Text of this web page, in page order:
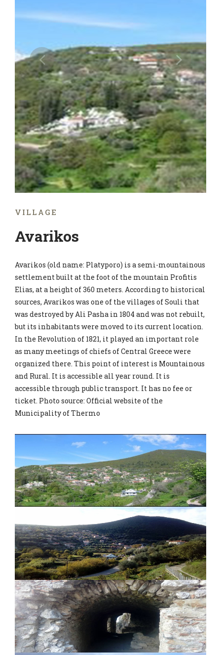
VILLAGE
Avarikos
Avarikos (old name: Platyporo) is a semi-mountainous
settlement built at the foot of the mountain Profitis
Elias, at a height of 360 meters. According to historical
sources, Avarikos was one of the villages of Souli that
was destroyed by Ali Pasha in 1804 and was not rebuilt,
but its inhabitants were moved to its current location.
In the Revolution of 1821, it played an important role
as many meetings of chiefs of Central Greece were
organized there. This point of interest is Mountainous
and Rural. It is accessible all year round. It is
accessible through public transport. It has no fee or
ticket. Photo source: Official website of the
Municipality of Thermo